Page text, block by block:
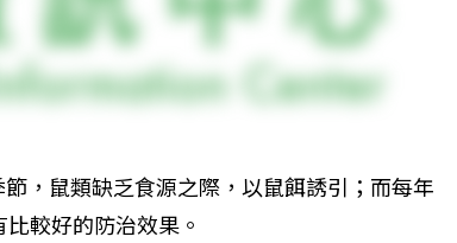
，鼠類缺乏食源之際，以鼠餌誘引；而每年
較好的防治效果。